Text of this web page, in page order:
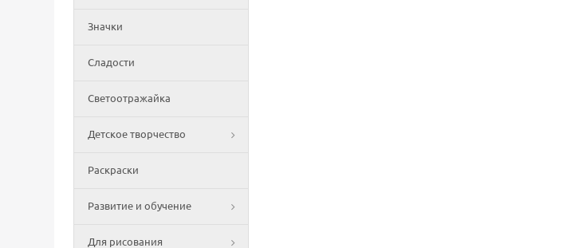
Значки
Сладости
Светоотражайка
Детское творчество
Раскраски
Развитие и обучение
Для рисования